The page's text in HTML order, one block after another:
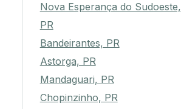
Nova Esperança do Sudoeste,
PR
Bandeirantes, PR
Astorga, PR
Mandaguari, PR
Chopinzinho, PR